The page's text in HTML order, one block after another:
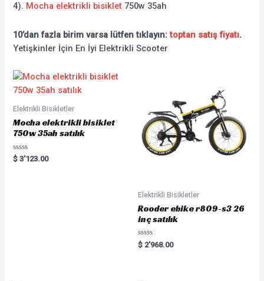
4). Mocha elektrikli bisiklet 750w 35ah
10’dan fazla birim varsa lütfen tıklayın:toptan satış fiyatı.
Yetişkinler İçin En İyi Elektrikli Scooter
Elektrikli Bisikletler
Mocha elektrikli bisiklet
750w 35ah satılık
Rated
0
$ 3'123.00
Elektrikli Bisikletler
Rooder ebike r809-s3 26
inç satılık
Rated
0
$ 2'968.00